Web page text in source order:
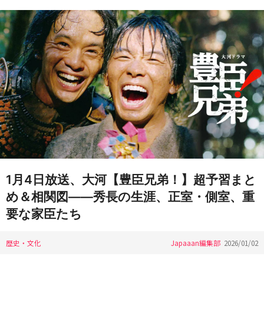
1月4日放送、大河【豊臣兄弟！】超予習まと
め＆相関図——秀長の生涯、正室・側室、重
要な家臣たち
歴史・文化 Japaaan編集部 2026/01/02